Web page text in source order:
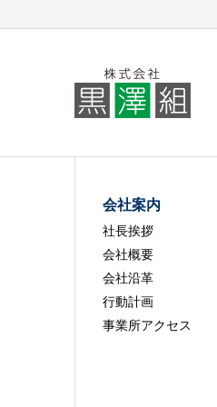
会社案内
社長挨拶
会社概要
会社沿革
行動計画
事業所アクセス